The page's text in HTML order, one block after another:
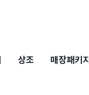
상조 매장패키지